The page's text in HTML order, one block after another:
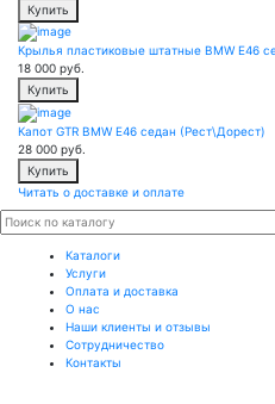
Купить
Крылья пластиковые штатные BMW E46
18 000 руб.
Купить
Капот GTR BMW E46 седан (Рест\Дорест)
28 000 руб.
Купить
Читать о доставке и оплате
Каталоги
Услуги
Оплата и доставка
О нас
Наши клиенты и отзывы
Сотрудничество
Контакты